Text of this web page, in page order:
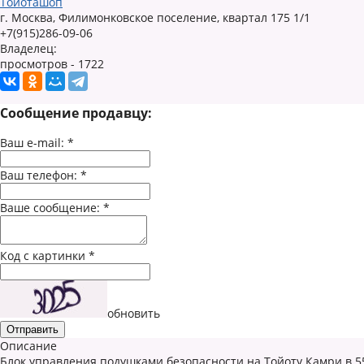
г. Москва, Филимонковское поселение, квартал 175 1/1
+7(915)286-09-06
Владелец:
просмотров - 1722
Сообщение продавцу:
Ваш e-mail: *
Ваш телефон: *
Ваше сообщение: *
Код с картинки *
обновить
Описание